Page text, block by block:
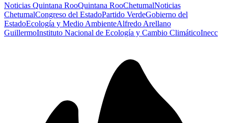
Noticias Quintana RooQuintana RooChetumalNoticias
ChetumalCongreso del EstadoPartido VerdeGobierno del
EstadoEcología y Medio AmbienteAlfredo Arellano
GuillermoInstituto Nacional de Ecología y Cambio ClimáticoInecc